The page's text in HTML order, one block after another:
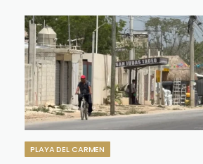
PLAYA DEL CARMEN